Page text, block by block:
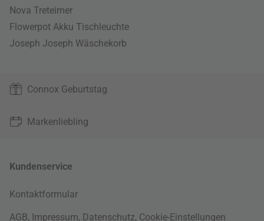
Nova Treteimer
Flowerpot Akku Tischleuchte
Joseph Joseph Wäschekorb
Connox Geburtstag
Markenliebling
Kundenservice
Kontaktformular
AGB, Impressum, Datenschutz, Cookie-Einstellungen